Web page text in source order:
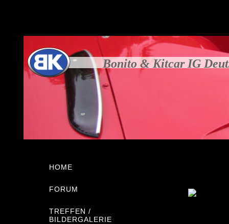
Bonito & Kitcar IG
HOME
FORUM
TREFFEN /
BILDERGALERIE